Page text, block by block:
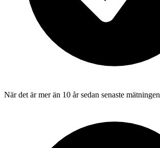
När det är mer än 10 år sedan senaste mätningen